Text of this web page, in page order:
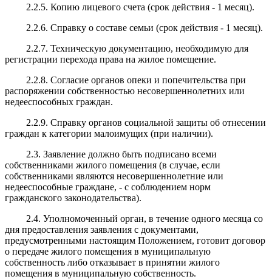
2.2.5. Копию лицевого счета (срок действия - 1 месяц).
2.2.6. Справку о составе семьи (срок действия - 1 месяц).
2.2.7. Техническую документацию, необходимую для
регистрации перехода права на жилое помещение.
2.2.8. Согласие органов опеки и попечительства при
распоряжении собственностью несовершеннолетних или
недееспособных граждан.
2.2.9. Справку органов социальной защиты об отнесении
граждан к категории малоимущих (при наличии).
2.3. Заявление должно быть подписано всеми
собственниками жилого помещения (в случае, если
собственниками являются несовершеннолетние или
недееспособные граждане, - с соблюдением норм
гражданского законодательства).
2.4. Уполномоченный орган, в течение одного месяца со
дня предоставления заявления с документами,
предусмотренными настоящим Положением, готовит договор
о передаче жилого помещения в муниципальную
собственность либо отказывает в принятии жилого
помещения в муниципальную собственность.